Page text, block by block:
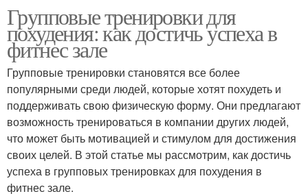
Групповые тренировки для
похудения: как достичь успеха в
фитнес зале
Групповые тренировки становятся все более
популярными среди людей, которые хотят похудеть и
поддерживать свою физическую форму. Они предлагают
возможность тренироваться в компании других людей,
что может быть мотивацией и стимулом для достижения
своих целей. В этой статье мы рассмотрим, как достичь
успеха в групповых тренировках для похудения в
фитнес зале.